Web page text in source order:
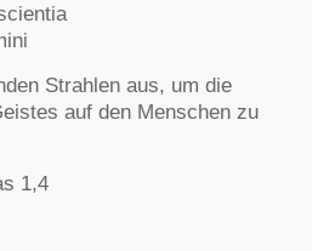
Strahlen aus, um die
auf den Menschen zu
1,4